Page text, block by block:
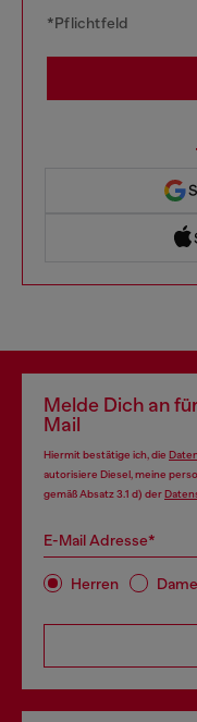
*Pflichtfeld
Melde Dich an
Mail
Hiermit bestätige ich, die
autorisiere Diesel, meine
gemäß Absatz 3.1 d) der
E-Mail Adresse*
Herren